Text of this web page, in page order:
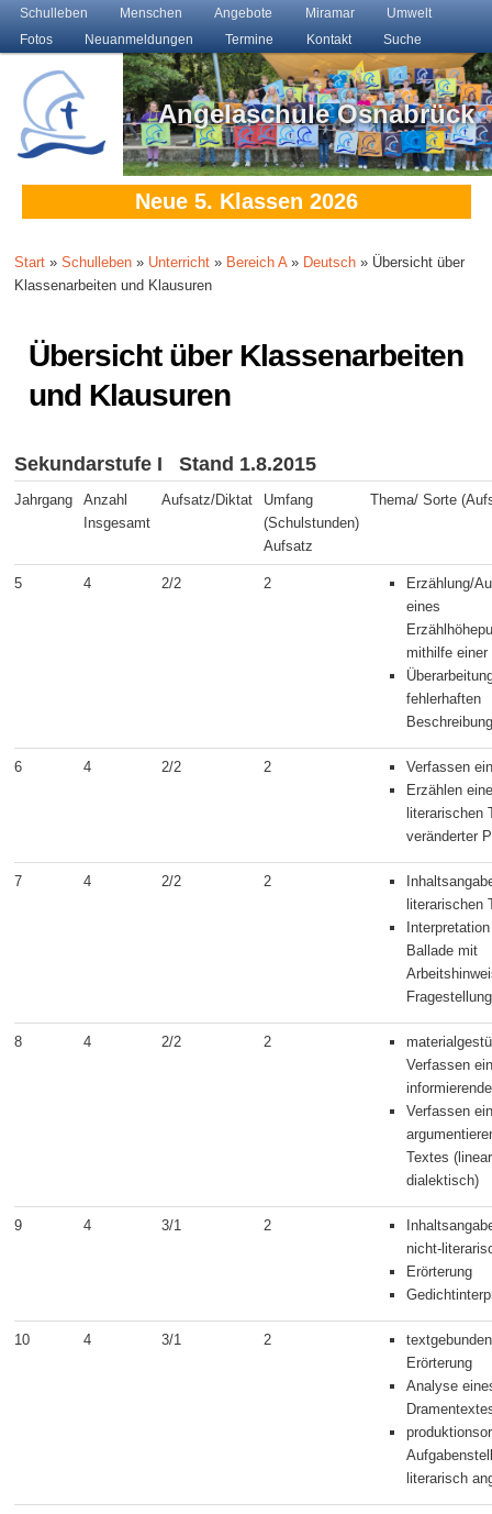
Main menu
Skip to primary content
Skip to secondary content
Schulleben Menschen Angebote Miramar
Umwelt
Fotos
Neuanmeldungen Termine Kontakt Suche
Angelaschule Osnabrück
Neue 5. Klassen 2026
Start »Schulleben » Unterricht » Bereich A » Deutsch » Übersicht über
Klassenarbeiten und Klausuren
Übersicht über Klassenarbeiten
und Klausuren
Sekundarstufe I Stand 1.8.2015
Jahrgang
Anzahl
Insgesamt
Aufsatz/Diktat
Umfang
(Schulstunden)
Aufsatz
Thema/ Sorte
5 4 2/2 2
Erzählung/
eines
mithilfe einer
fehlerhaften
Beschreibung
6 4 2/2 2
Verfassen
Erzählen
literarischen
veränderter
7 4 2/2 2
literarischen
Ballade mit
Fragestellung
8 4 2/2 2
Verfassen
Verfassen
Textes
dialektisch)
9 4 3/1 2
nicht-
Erörterung
10 4 3/1 2
Erörterung
Analyse
literarisch